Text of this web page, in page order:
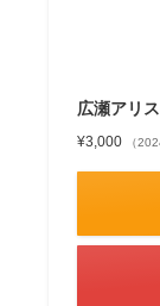
広瀬アリ
¥3,000 （